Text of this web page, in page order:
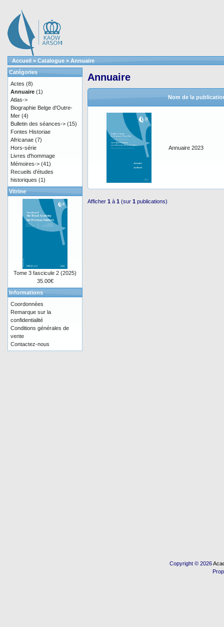
Accueil » Catalogue » Annuaire
Annuaire
Nom de la
Annuaire 2023
Afficher 1 à 1 (sur 1 publications)
Catégories
Actes (8)
Annuaire (1)
Atlas->
Biographie Belge d'Outre-
Mer (4)
Bulletin des séances-> (15)
Fontes Historiae
Africanae (7)
Hors-série
Livres d'hommage
Mémoires-> (41)
Recueils d'études
historiques (1)
Vitrine
Tome 3 fascicule 2 (2025)
35.00€
Informations
Coordonnées
Remarque sur la
confidentialité
Conditions générales de
vente
Contactez-nous
Copyright © 2026